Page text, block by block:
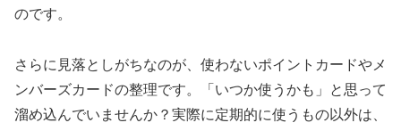
のです。
さらに見落としがちなのが、使わないポイントカードやメ
ンバーズカードの整理です。「いつか使うかも」と思って
溜め込んでいませんか？実際に定期的に使うもの以外は、